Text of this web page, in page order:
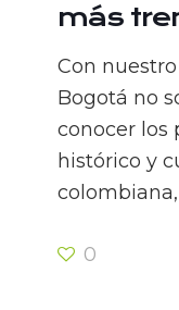
más
Con
Bogotá no
conocer los
histórico y
0